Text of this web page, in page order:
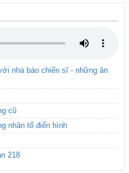
nhà báo chiến sĩ - những ân
cũ
nhân tố điển hình
218